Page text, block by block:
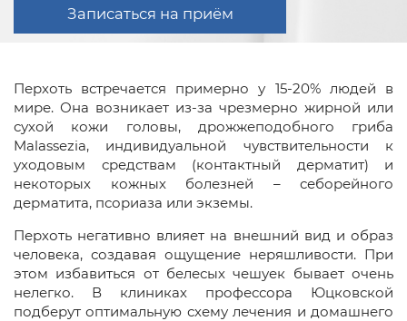
Записаться на приём
Перхоть встречается примерно у 15-20% людей в
мире. Она возникает из-за чрезмерно жирной или
сухой кожи головы, дрожжеподобного гриба
Malassezia, индивидуальной чувствительности к
уходовым средствам (контактный дерматит) и
некоторых кожных болезней – себорейного
дерматита, псориаза или экземы.
Перхоть негативно влияет на внешний вид и образ
человека, создавая ощущение неряшливости. При
этом избавиться от белесых чешуек бывает очень
нелегко. В клиниках профессора Юцковской
подберут оптимальную схему лечения и домашнего